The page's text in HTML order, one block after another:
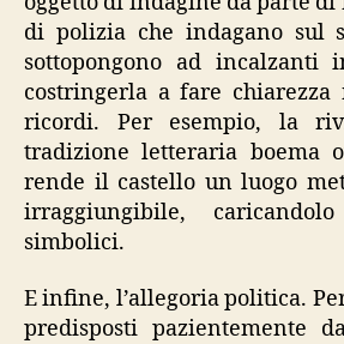
di polizia che indagano sul
sottopongono ad incalzanti
costringerla a fare
ricordi. Per esempio, la
tradizione letteraria boema
rende il castello un luogo
irraggiungibile,
simbolici.
E infine, l’allegoria politica.
predisposti pazientemente